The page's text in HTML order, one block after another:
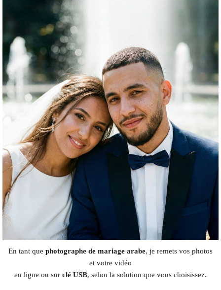
En tant que photographe de mariage arabe, je remets vos photos
et votre vidéo
en ligne ou sur clé USB, selon la solution que vous choisissez.